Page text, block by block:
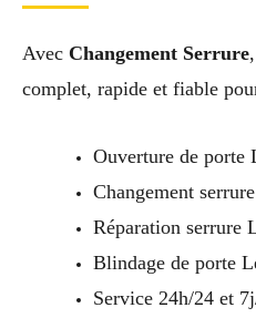
Avec Changement Serrure
complet, rapide et fiable
Ouverture de porte
Changement
Réparation serrure
Blindage de porte
Service 24h/24 et